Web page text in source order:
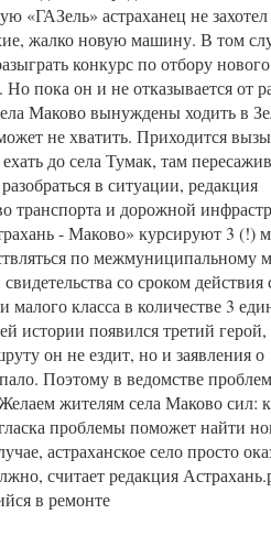
«ГАЗель» астраханец не
жалко новую машину. В том
конкурс по отбору нового
пока он и не отказывается от
Маково вынуждены ходить в
не хватить. Приходится
до села Тумак, там
в ситуации, редакция
транспорта и дорожной
- Маково» курсируют 3 (!)
по межмуниципальному
со сроком действия
класса в количестве 3
истории появился третий
он не ездит, но и заявления о
Поэтому в ведомстве
жителям села Маково сил:
проблемы поможет найти
астраханское село просто
считает редакция
в ремонте